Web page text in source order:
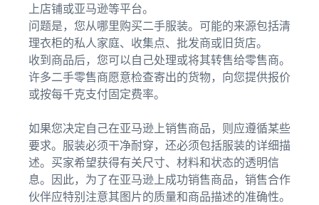
上店铺或亚马逊等平台。
问题是，您从哪里购买二手服装。可能的来源包括清
理衣柜的私人家庭、收集点、批发商或旧货店。
收到商品后，您可以自己处理或将其转售给零售商。
许多二手零售商愿意检查寄出的货物，向您提供报价
或按每千克支付固定费率。
如果您决定自己在亚马逊上销售商品，则应遵循某些
要求。服装必须干净耐穿，还必须包括服装的详细描
述。买家希望获得有关尺寸、材料和状态的透明信
息。因此，为了在亚马逊上成功销售商品，销售合作
伙伴应特别注意其图片的质量和商品描述的准确性。